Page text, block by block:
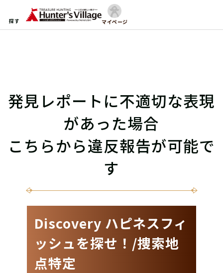
探す マイページ
発見レポートに不適切な表現
があった場合
こちらから違反報告が可能で
す
Discovery ハピネスフィ
ッシュを探せ！/捜索地
点特定